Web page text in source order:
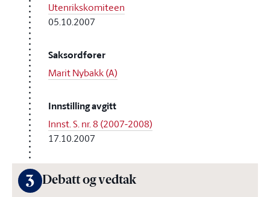
Utenrikskomiteen
05.10.2007
Saksordfører
Marit Nybakk (A)
Innstilling avgitt
Innst. S. nr. 8 (2007-2008)
17.10.2007
3 Debatt og vedtak